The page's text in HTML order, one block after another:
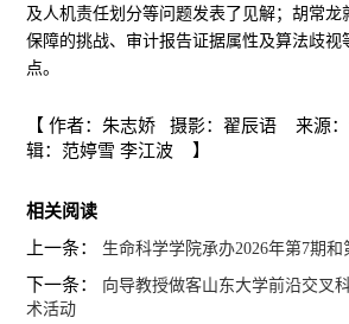
及人机责任划分等问题发表了见解；胡常龙
保障的挑战、审计报告证据属性及算法歧视
点。
【 作者：朱志娇 摄影：翟辰语 来源
辑：范婷雪 李江波 】
相关阅读
上一条： 生命科学学院承办2026年第7期
下一条： 向导教授做客山东大学前沿交叉
术活动